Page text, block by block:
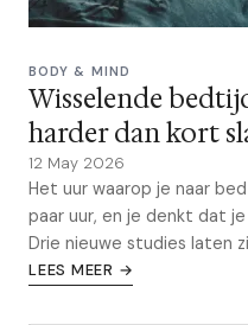
BODY & MIND
Wisselende
harder dan kort
12 May 2026
Het uur waarop je naar
paar uur, en je denkt dat
Drie nieuwe studies laten
LEES MEER →